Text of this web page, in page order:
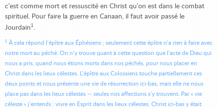
c’est comme mort et ressuscité en Christ qu’on est dans le combat
spirituel. Pour faire la guerre en Canaan, il faut avoir passé le
Jourdain 1
1 À cela répond l’épître aux Éphésiens ; seulement cette épître n’a rien à faire avec
notre mort au péché. On n’y trouve quant à cette question que l’acte de Dieu qui
nous a pris, quand nous étions morts dans nos péchés, pour nous placer en
Christ dans les lieux célestes. L’épître aux Colossiens touche partiellement ces
deux points et nous présente une vie de résurrection ici-bas, mais elle ne nous
place pas dans les lieux célestes — seules nos affections s’y trouvent. Par « vie
céleste » j’entends : vivre en Esprit dans les lieux célestes. Christ ici-bas y était